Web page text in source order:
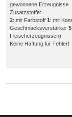
gewonnene Erzeugnisse
Zusatzstoffe:
2: mit Farbstoff 1: mit
Geschmacksverstärker 5
Fleischerzeugnissen)
Keine Haftung für Fehler!